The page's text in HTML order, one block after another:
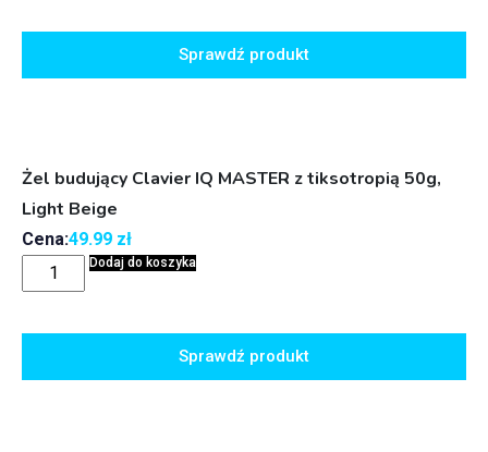
Sprawdź produkt
Żel budujący Clavier IQ MASTER z tiksotropią 50g,
Light Beige
Cena:49.99 zł
Dodaj do koszyka
Sprawdź produkt